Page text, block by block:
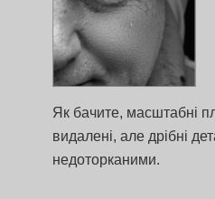
Як бачите, масштабні
видалені, але дрібні
недоторканими.